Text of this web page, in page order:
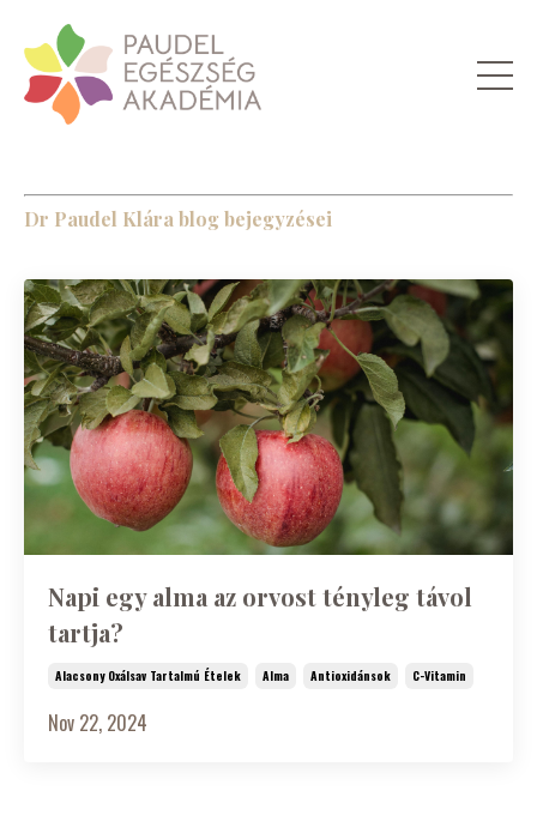
Dr Paudel Klára blog bejegyzései
Napi egy alma az orvost tényleg távol
tartja?
Alacsony Oxálsav Tartalmú Ételek Alma Antioxidánsok C-Vitamin
Nov 22, 2024